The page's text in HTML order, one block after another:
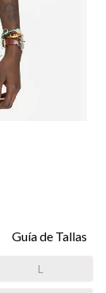
Guía de Tallas
L